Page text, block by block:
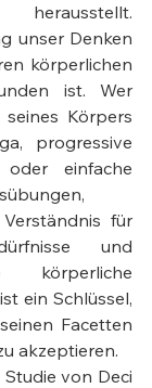
herausstellt.
unser Denken
körperlichen
ist. Wer
Körpers
progressive
oder einfache
für
und
körperliche
ein Schlüssel,
Facetten
akzeptieren.
von Deci